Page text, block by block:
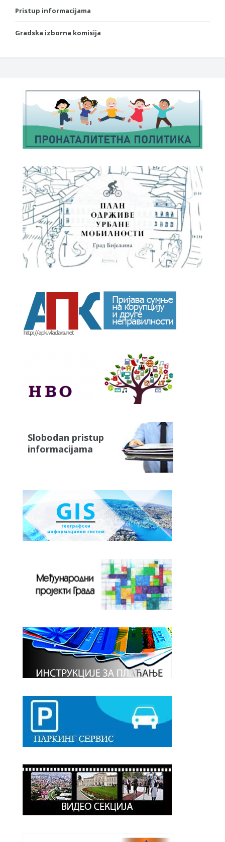
Pristup informacijama
Gradska izborna komisija
Slobodan pristup
informacijama